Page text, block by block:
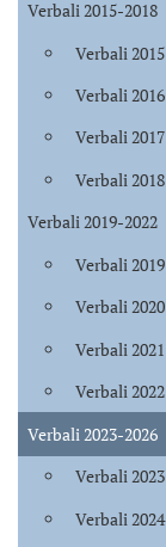
Verbali 2015-2018
Verbali 2015
Verbali 2016
Verbali 2017
Verbali 2018
Verbali 2019-2022
Verbali 2019
Verbali 2020
Verbali 2021
Verbali 2022
Verbali 2023-2026
Verbali 2023
Verbali 2024